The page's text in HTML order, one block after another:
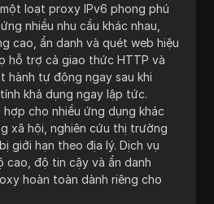
loạt proxy IPv6 phong phú
nhiều nhu cầu khác nhau,
cao, ẩn danh và quét web hiệu
hỗ trợ cả giao thức HTTP và
hành tự động ngay sau khi
khả dụng ngay lập tức.
cho nhiều ứng dụng khác
xã hội, nghiên cứu thị trường
giới hạn theo địa lý. Dịch vụ
cao, độ tin cậy và ẩn danh
hoàn toàn dành riêng cho